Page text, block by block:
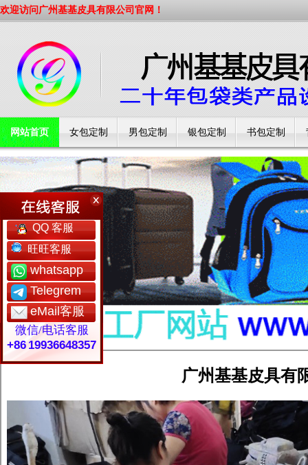
欢迎访问广州基基皮具有限公司官网！
网站首页 女包定制 男包定制 银包定制 书包定制
工厂简介
QQ 客服
旺旺客服
whatsapp
Telegrem
eMail客服
微信/电话客服
+86 19936648357